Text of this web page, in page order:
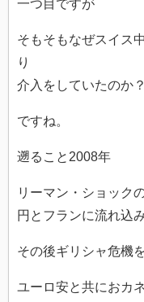
一つ目ですが
そもそもなぜスイス
り
介入をしていたのか？
ですね。
遡ること2008年
リーマン・ショック
円とフランに流れ込
その後ギリシャ危機
ユーロ安と共におカ